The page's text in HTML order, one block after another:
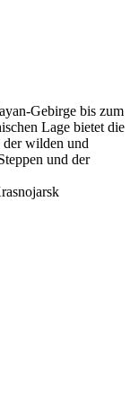
Gebirge bis zum
Lage bietet die
wilden und
und der